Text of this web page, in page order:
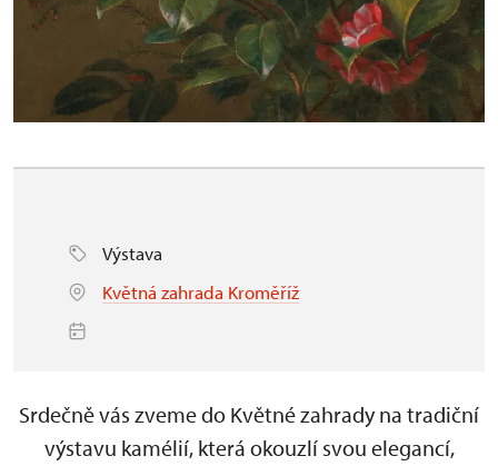
Výstava
Květná zahrada Kroměříž
Srdečně vás zveme do Květné zahrady na tradiční
výstavu kamélií, která okouzlí svou elegancí,